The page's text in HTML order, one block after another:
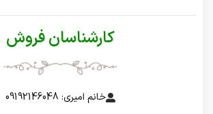
کارشناسان فروش
خانم امیری: 09192146048